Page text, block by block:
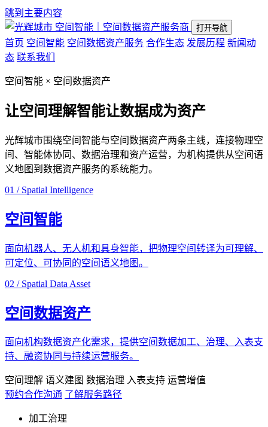
跳到主要内容
空间智能｜空间数据资产服务商
打开导航
首页 空间智能 空间数据资产服务 合作生态 发展历程 新闻动
态 联系我们
空间智能 × 空间数据资产
让空间理解智能让数据成为资产
光辉城市围绕空间智能与空间数据资产两条主线，连接物理空
间、智能体协同、数据治理和资产运营，为机构提供从空间语
义地图到数据资产服务的系统能力。
01 / Spatial Intelligence
空间智能
面向机器人、无人机和具身智能，把物理空间转译为可理解、
可定位、可协同的空间语义地图。
02 / Spatial Data Asset
空间数据资产
面向机构数据资产化需求，提供空间数据加工、治理、入表支
持、融资协同与持续运营服务。
空间理解 语义建图 数据治理 入表支持 运营增值
预约合作沟通 了解服务路径
加工治理